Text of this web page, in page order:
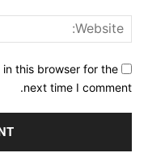
this browser for the
next time I comment.